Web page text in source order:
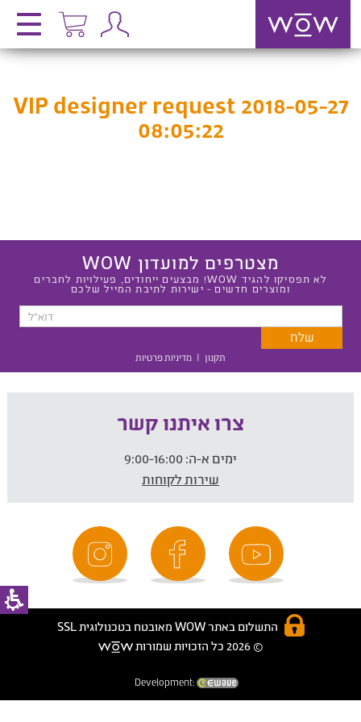
VIP designer request 2018-05-27
08:05:22
מצטרפים למועדון WOW
לא תפסיקו להגיד WOW! מבצעים ייחודים, פעילויות לחברים
ומוצרים חדשים - ישירות לתיבת המייל שלכם
תקנון | מדיניות פרטיות
צרו איתנו קשר
ימים א-ה:
שירות לקוחות
התשלום באתר WOW מאובטח בטכנולוגית SSL
© 2026 כל הזכויות שמורות
Development: